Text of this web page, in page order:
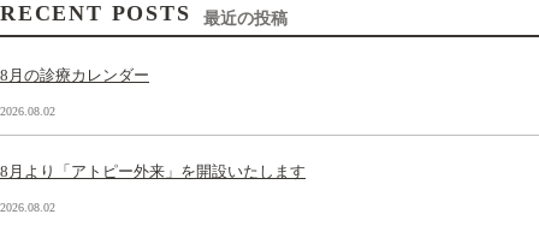
RECENT POSTS 最近の投稿
8月の診療カレンダー
2026.08.02
8月より「アトピー外来」を開設いたします
2026.08.02